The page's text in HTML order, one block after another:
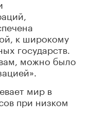
к широкому
государств.
можно было
мир в
при низком